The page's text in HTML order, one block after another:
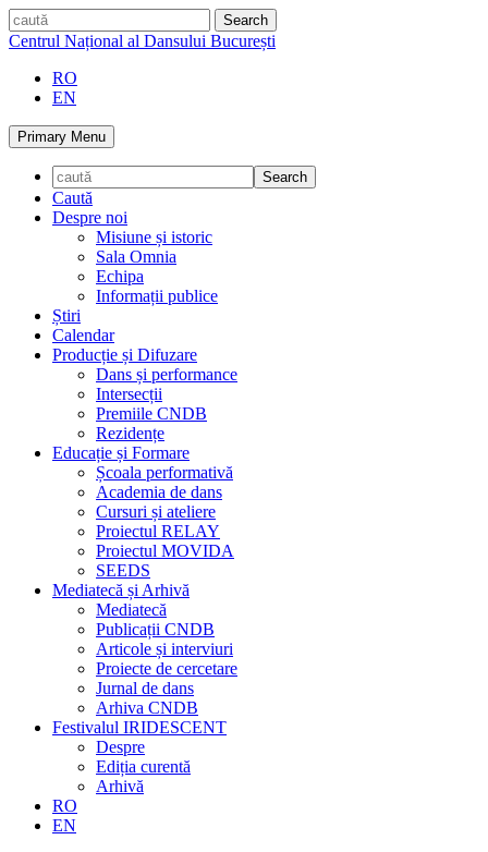
Skip
to
caută
Centrul Național al Dansului București
RO
EN
Primary Menu
Caută
Despre noi
Misiune și istoric
Sala Omnia
Echipa
Informații publice
Știri
Calendar
Producție și Difuzare
Dans și performance
Intersecții
Premiile CNDB
Rezidențe
Educație și Formare
Școala performativă
Academia de dans
Cursuri și ateliere
Proiectul RELAY
Proiectul MOVIDA
SEEDS
Mediatecă și Arhivă
Mediatecă
Publicații CNDB
Articole și interviuri
Proiecte de cercetare
Jurnal de dans
Arhiva CNDB
Festivalul IRIDESCENT
Despre
Ediția curentă
Arhivă
RO
EN